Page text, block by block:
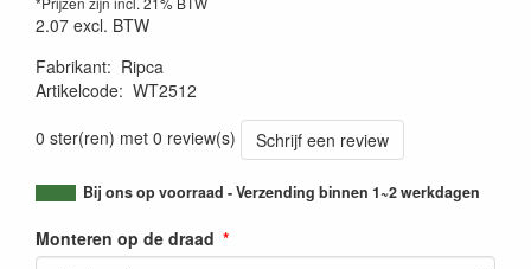
2.07 excl. BTW
Fabrikant: Ripca
Artikelcode: WT2512
0 ster(ren) met 0 review(s)
Schrijf een review
Bij ons op voorraad - Verzending binnen 1~2 werkdagen
Monteren op de draad